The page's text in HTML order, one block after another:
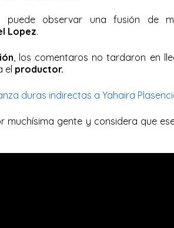
observar una fusión de
Lopez.
, los comentaros no tardaron en
el productor.
duras indirectas a Yahaira
muchísima gente y considera que